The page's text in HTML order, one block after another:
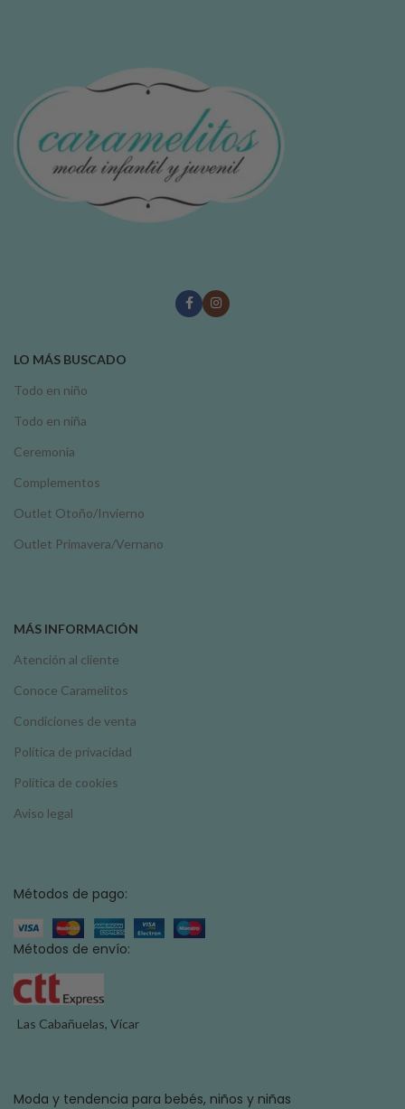
LO MÁS BUSCADO
Todo en niño
Todo en niña
Ceremonia
Complementos
Outlet Otoño/Invierno
Outlet Primavera/Vernano
MÁS INFORMACIÓN
Atención al cliente
Conoce Caramelitos
Condiciones de venta
Política de privacidad
Política de cookies
Aviso legal
Métodos de pago:
Métodos de envío:
Las Cabañuelas, Vícar
Moda y tendencia para bebés, niños y niñas